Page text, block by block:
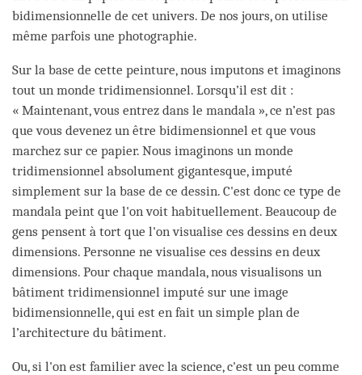
bidimensionnelle de cet univers. De nos jours, on utilise
même parfois une photographie.
Sur la base de cette peinture, nous imputons et imaginons
tout un monde tridimensionnel. Lorsqu’il est dit :
« Maintenant, vous entrez dans le mandala », ce n’est pas
que vous devenez un être bidimensionnel et que vous
marchez sur ce papier. Nous imaginons un monde
tridimensionnel absolument gigantesque, imputé
simplement sur la base de ce dessin. C'est donc ce type de
mandala peint que l'on voit habituellement. Beaucoup de
gens pensent à tort que l'on visualise ces dessins en deux
dimensions. Personne ne visualise ces dessins en deux
dimensions. Pour chaque mandala, nous visualisons un
bâtiment tridimensionnel imputé sur une image
bidimensionnelle, qui est en fait un simple plan de
l’architecture du bâtiment.
Ou, si l'on est familier avec la science, c'est un peu comme